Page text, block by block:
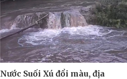
Nước Suối Xú đổi màu, địa